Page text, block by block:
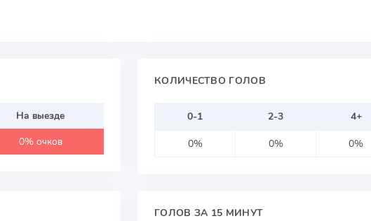
На выезде
0% очков
КОЛИЧЕСТВО ГОЛОВ
0-1 2-3
4+
0%
0% 0%
ГОЛОВ ЗА 15 МИНУТ